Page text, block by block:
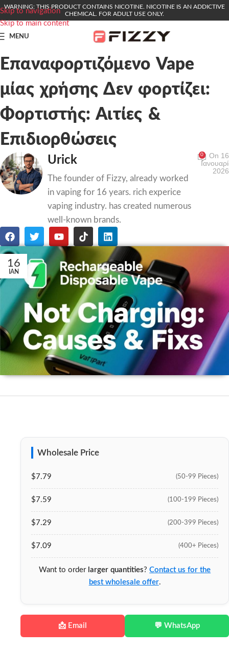
Skip to navigation
Skip to main content
WARNING: THIS PRODUCT CONTAINS NICOTINE. NICOTINE IS AN ADDICTIVE
CHEMICAL. FOR ADULT USE ONLY.
MENU
Επαναφορτιζόμενο Vape
μίας χρήσης Δεν φορτίζει:
Φορτιστής: Αιτίες &
Επιδιορθώσεις
Urick
The founder of Fizzy, already worked
in vaping for 16 years. rich experice
vaping industry. has created numerous
well-known brands.
0
On 16
2026
16
ΙΑΝ
Wholesale Price
$7.79 (50-99 Pieces)
$7.59 (100-199 Pieces)
$7.29 (200-399 Pieces)
$7.09 (400+ Pieces)
Want to order larger quantities?Contact us for the
best wholesale offer.
📩 Email 💬 WhatsApp